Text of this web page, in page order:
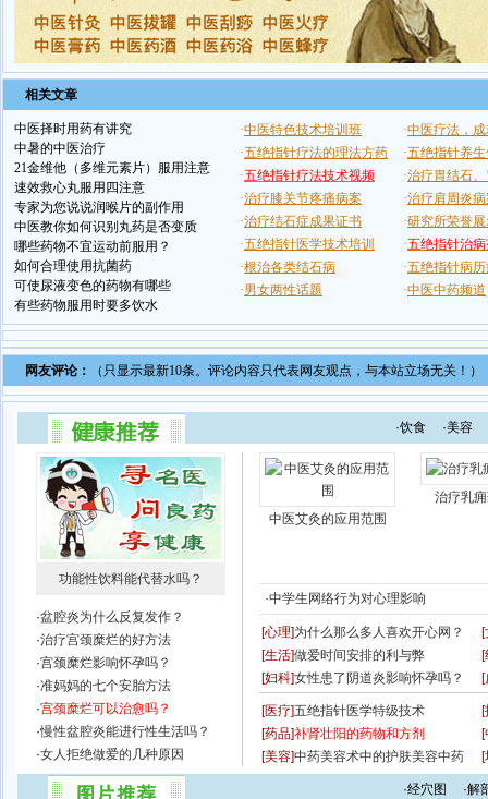
相关文章
中医择时用药有讲究
中暑的中医治疗
21金维他（多维元素片）服用注意
速效救心丸服用四注意
专家为您说说润喉片的副作用
中医教你如何识别丸药是否变质
哪些药物不宜运动前服用？
如何合理使用抗菌药
可使尿液变色的药物有哪些
有些药物服用时要多饮水
网友评论： （只显示最新10条。评论内容只代表网友观点，与本站立场无关！